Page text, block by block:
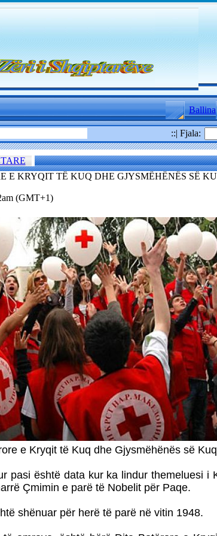
Ballina
::| Fjala:
E KRYQIT TË KUQ DHE GJYSMËHËNËS SË
(GMT+1)
e Kryqit të Kuq dhe Gjysmëhënës së
pasi është data kur ka lindur themeluesi i
Çmimin e parë të Nobelit për Paqe.
shënuar për herë të parë në vitin 1948.